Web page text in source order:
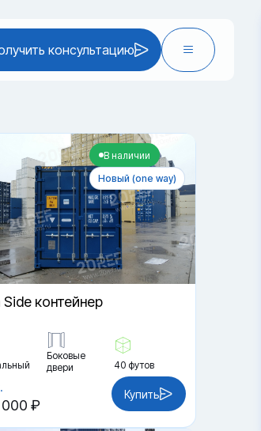
консультацию
В наличии
Новый (one way)
Side контейнер
Боковые
двери
40 футов
000 ₽
Купить